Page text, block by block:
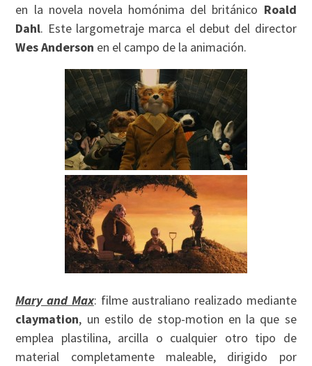
en la novela novela homónima del británico Roald
Dahl. Este largometraje marca el debut del director
Wes Anderson en el campo de la animación.
Mary and Max: filme australiano realizado mediante
claymation, un estilo de stop-motion en la que se
emplea plastilina, arcilla o cualquier otro tipo de
material completamente maleable, dirigido por